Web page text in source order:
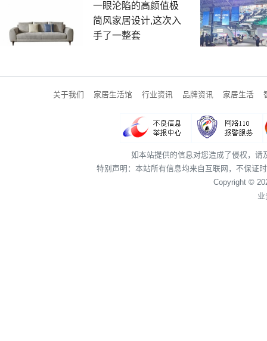
一眼沦陷的高颜值极
简风家居设计,这次入
手了一整套
关于我们 家居生活馆 行业资讯 品牌资讯 家居生活
如本站提供的信息对您造成了侵权，
特别声明：本站所有信息均来自互联网，不保证
Copyright ©